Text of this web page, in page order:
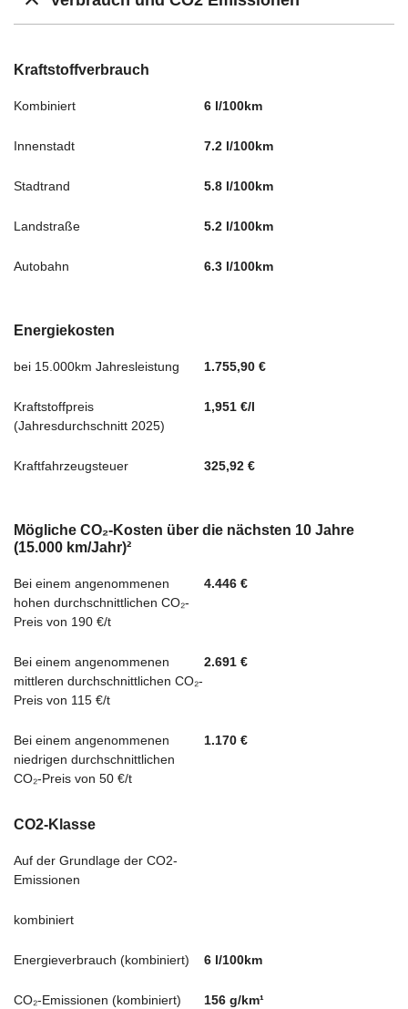
Kraftstoffverbrauch
Kombiniert 6 l/100km
Innenstadt 7.2 l/100km
Stadtrand 5.8 l/100km
Landstraße 5.2 l/100km
Autobahn 6.3 l/100km
Energiekosten
bei 15.000km Jahresleistung 1.755,90 €
Kraftstoffpreis
(Jahresdurchschnitt 2025)
1,951 €/l
Kraftfahrzeugsteuer 325,92 €
Mögliche CO₂-Kosten über die nächsten 10 Jahre
(15.000 km/Jahr)²
Bei einem angenommenen
hohen durchschnittlichen CO₂-
Preis von 190 €/t
4.446 €
Bei einem angenommenen
mittleren durchschnittlichen CO₂-
Preis von 115 €/t
2.691 €
Bei einem angenommenen
niedrigen durchschnittlichen
CO₂-Preis von 50 €/t
1.170 €
CO2-Klasse
Auf der Grundlage der CO2-
Emissionen
kombiniert
Energieverbrauch (kombiniert) 6 l/100km
CO₂-Emissionen (kombiniert) 156 g/km¹